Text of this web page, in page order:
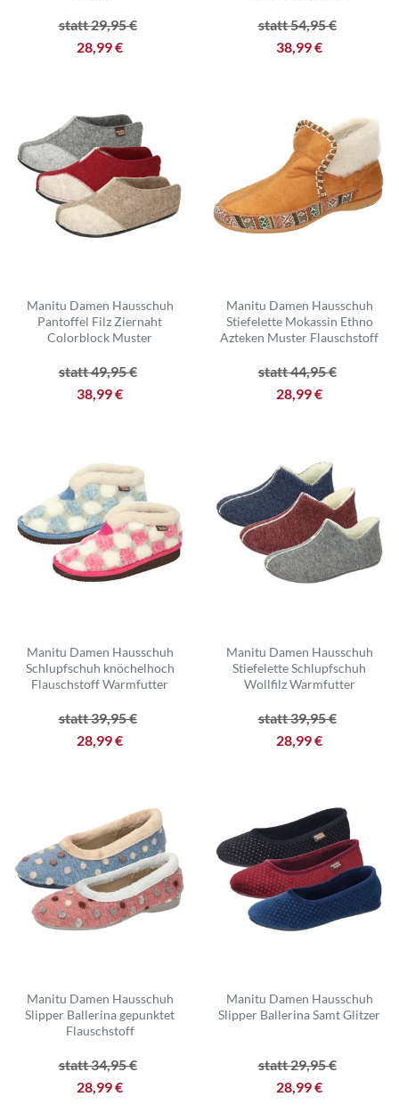
statt 29,95 €
28,99 €
statt 54,95 €
38,99 €
Manitu Damen Hausschuh
Pantoffel Filz Ziernaht
Colorblock Muster
statt 49,95 €
38,99 €
Manitu Damen Hausschuh
Stiefelette Mokassin Ethno
Azteken Muster Flauschstoff
statt 44,95 €
28,99 €
Manitu Damen Hausschuh
Schlupfschuh knöchelhoch
Flauschstoff Warmfutter
statt 39,95 €
28,99 €
Manitu Damen Hausschuh
Stiefelette Schlupfschuh
Wollfilz Warmfutter
statt 39,95 €
28,99 €
Manitu Damen Hausschuh
Slipper Ballerina gepunktet
Flauschstoff
statt 34,95 €
28,99 €
Manitu Damen Hausschuh
Slipper Ballerina Samt Glitzer
statt 29,95 €
28,99 €